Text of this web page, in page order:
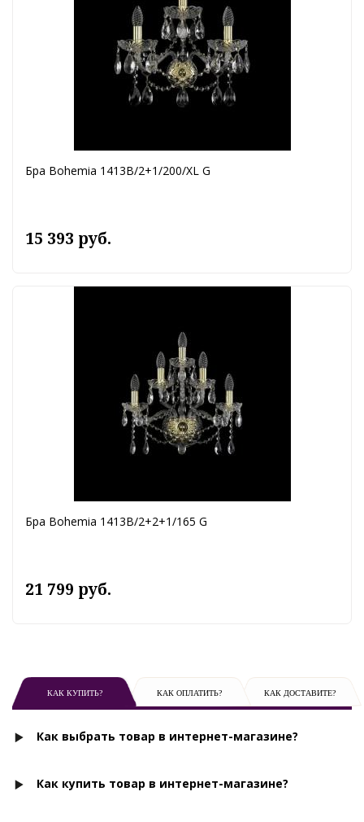
Бра Bohemia 1413B/2+1/200/XL G
15 393 руб.
Бра Bohemia 1413B/2+2+1/165 G
21 799 руб.
КАК КУПИТЬ? КАК ОПЛАТИТЬ? КАК ДОСТАВИТЕ?
Как выбрать товар в интернет-магазине?
Как купить товар в интернет-магазине?